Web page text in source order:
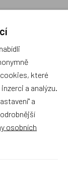
první, kdo
které
a analýzu.
a
osobních